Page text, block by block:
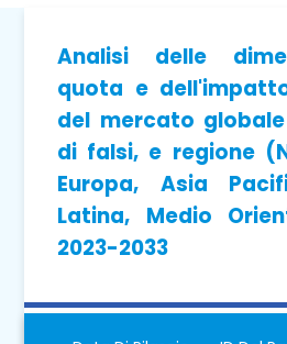
Analisi delle
quota e
del mercato
di falsi, e regione
Europa, Asia
Latina, Medio
2023-2033